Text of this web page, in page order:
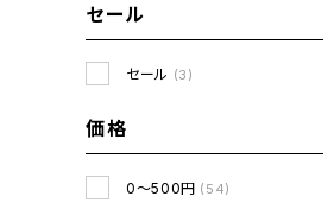
セール
セール (3)
価格
0～500円 (54)